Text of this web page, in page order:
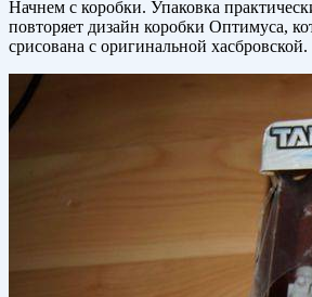
Начнем с коробки. Упаковка
повторяет дизайн коробки Оптимуса,
срисована с оригинальной хасбровской.